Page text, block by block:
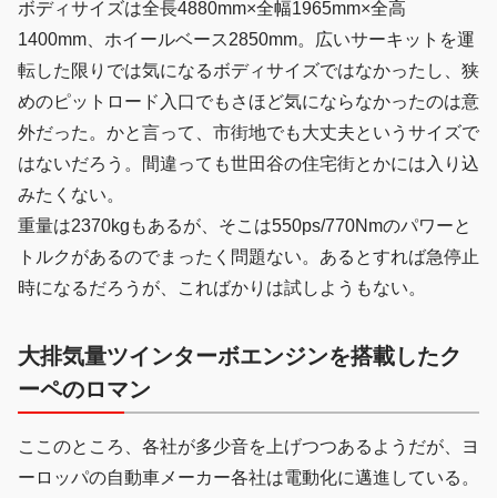
ボディサイズは全長4880mm×全幅1965mm×全高
1400mm、ホイールベース2850mm。広いサーキットを運
転した限りでは気になるボディサイズではなかったし、狭
めのピットロード入口でもさほど気にならなかったのは意
外だった。かと言って、市街地でも大丈夫というサイズで
はないだろう。間違っても世田谷の住宅街とかには入り込
みたくない。
重量は2370kgもあるが、そこは550ps/770Nmのパワーと
トルクがあるのでまったく問題ない。あるとすれば急停止
時になるだろうが、こればかりは試しようもない。
大排気量ツインターボエンジンを搭載したク
ーペのロマン
ここのところ、各社が多少音を上げつつあるようだが、ヨ
ーロッパの自動車メーカー各社は電動化に邁進している。